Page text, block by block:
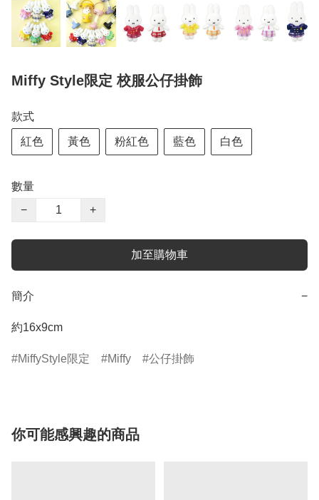
Miffy Style限定 校服公仔掛飾
款式
紅色 黃色 粉紅色 藍色 白色
數量
−
+
加至購物車
簡介 −
約16x9cm
MiffyStyle限定 Miffy 公仔掛飾
你可能感興趣的商品